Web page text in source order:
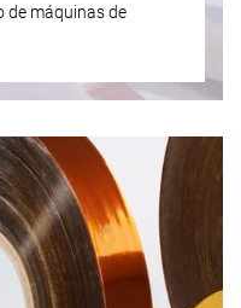
de máquinas de